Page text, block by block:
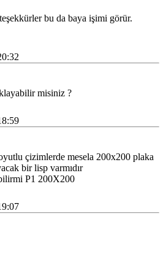
bu da baya işimi görür.
misiniz ?
çizimlerde mesela 200x200 plaka
bir lisp varmıdır
P1 200X200